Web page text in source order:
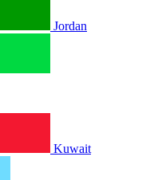
Jordan
Kuwait